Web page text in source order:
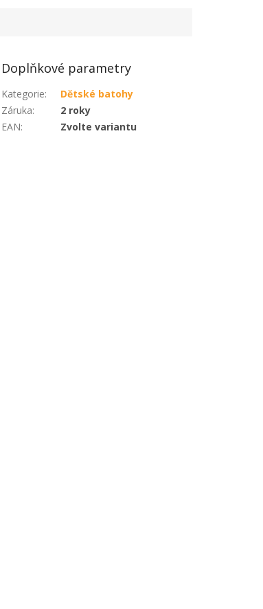
Doplňkové parametry
Kategorie:
Dětské batohy
Záruka:
2 roky
EAN: Zvolte variantu